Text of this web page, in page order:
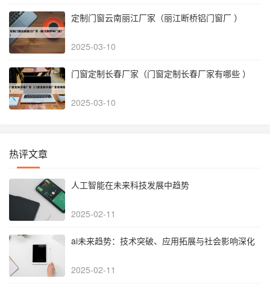
定制门窗云南丽江厂家（丽江断桥铝门窗厂 ）
2025-03-10
门窗定制长春厂家（门窗定制长春厂家有哪些 ）
2025-03-10
热评文章
人工智能在未来科技发展中趋势
2025-02-11
‌ai未来趋势：技术突破、应用拓展与社会影响深化‌
2025-02-11